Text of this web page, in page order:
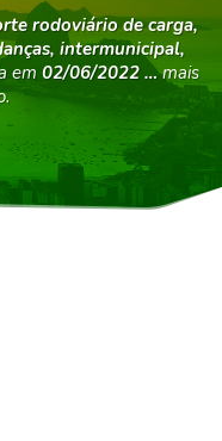
rodoviário de carga,
intermunicipal,
em02/06/2022 …mais